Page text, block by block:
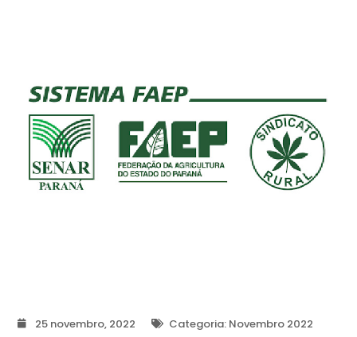
25 novembro, 2022 Categoria: Novembro 2022